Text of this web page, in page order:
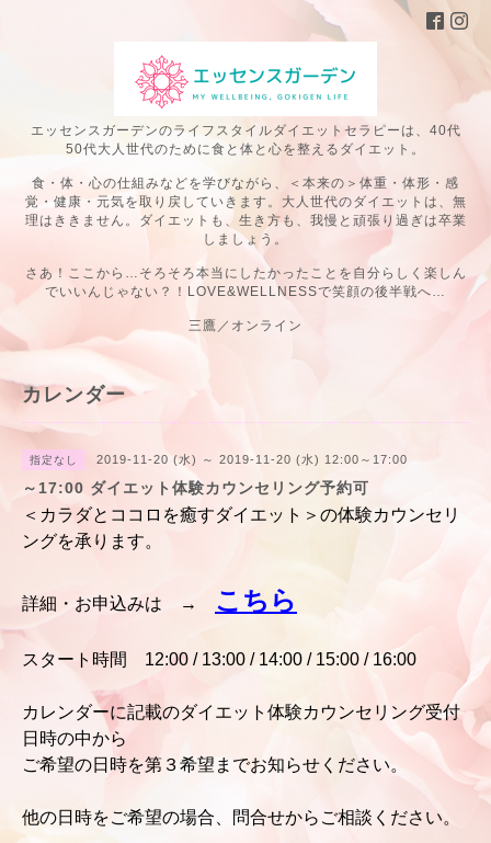
エッセンスガーデンのライフスタイルダイエットセラピーは、40代
50代大人世代のために食と体と心を整えるダイエット。
食・体・心の仕組みなどを学びながら、＜本来の＞体重・体形・感
覚・健康・元気を取り戻していきます。大人世代のダイエットは、無
理はききません。ダイエットも、生き方も、我慢と頑張り過ぎは卒業
しましょう。
さあ！ここから…そろそろ本当にしたかったことを自分らしく楽しん
でいいんじゃない？！LOVE&WELLNESSで笑顔の後半戦へ…
三鷹／オンライン
カレンダー
指定なし 2019-11-20 (水) ～ 2019-11-20 (水) 12:00～17:00
～17:00 ダイエット体験カウンセリング予約可
＜カラダとココロを癒すダイエット＞の体験カウンセリ
ングを承ります。
詳細・お申込みは → こちら
スタート時間 12:00 / 13:00 / 14:00 / 15:00 / 16:00
カレンダーに記載のダイエット体験カウンセリング受付
日時の中から
ご希望の日時を第３希望までお知らせくださ い。
他の日時をご希望の場合、問合せからご相談ください。